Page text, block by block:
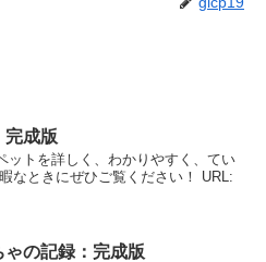
完成版
ットを詳しく、わかりやすく、てい
なときにぜひご覧ください！ URL:
の記録：完成版